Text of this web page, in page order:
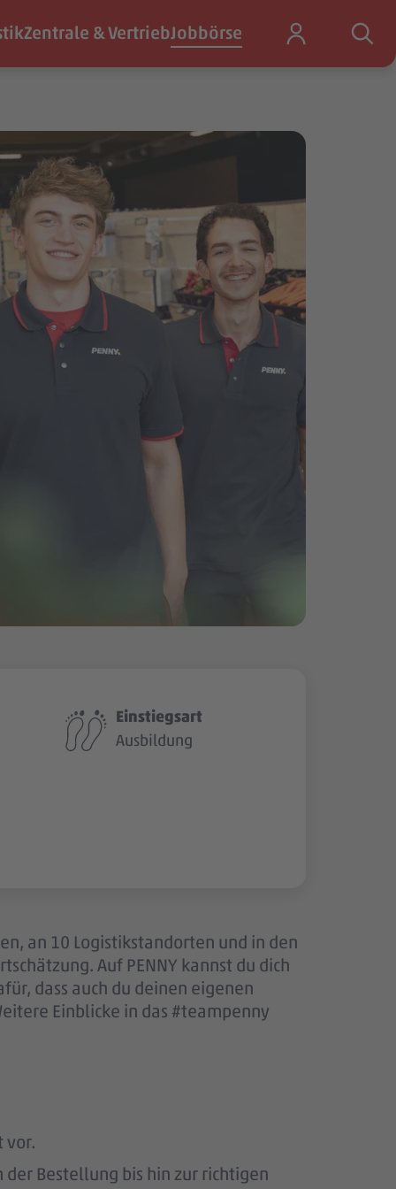
Zentrale & VertriebJobbörse
Einstiegsart
Ausbildung
an 10 Logistikstandorten und in den
Auf PENNY kannst du dich
dass auch du deinen eigenen
Einblicke in das #teampenny
vor.
Bestellung bis hin zur richtigen